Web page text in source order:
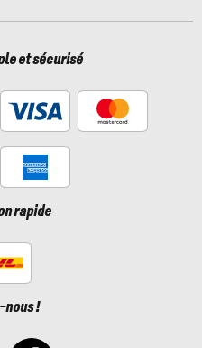
et sécurisé
rapide
nous !